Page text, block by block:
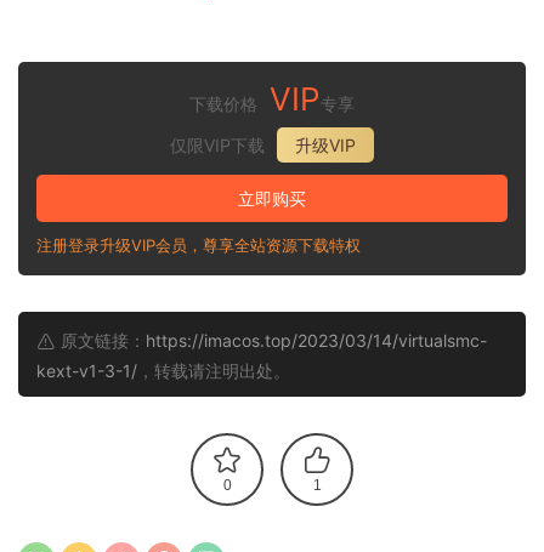
下载价格 VIP专享
仅限VIP下载
升级VIP
立即购买
注册登录升级VIP会员，尊享全站资源下载特权
原文链接： https://imacos.top/2023/03/14/virtualsmc-
kext-v1-3-1/ ，转载请注明出处。
0 1